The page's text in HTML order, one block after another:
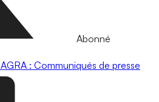
Abonné
AGRA : Communiqués de presse